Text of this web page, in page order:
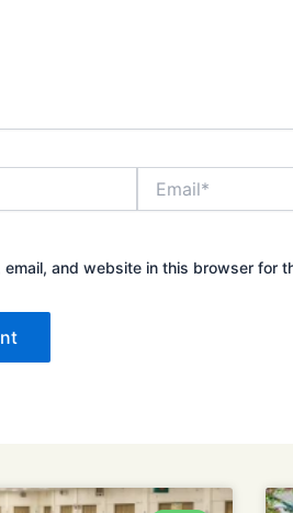
email, and website in this browser for